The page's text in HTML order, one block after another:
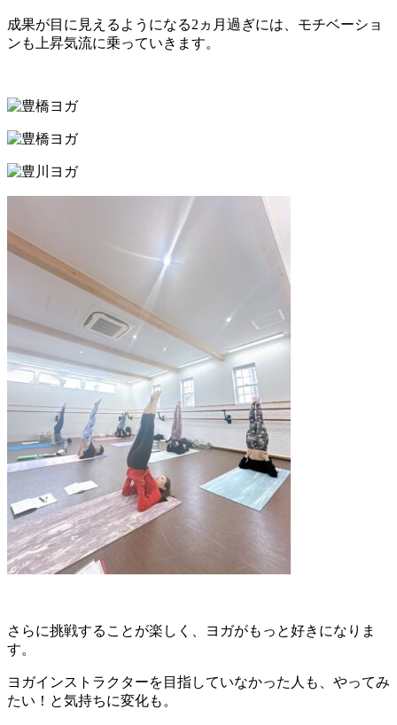
成果が目に見えるようになる2ヵ月過ぎには、モチベーショ
ンも上昇気流に乗っていきます。
さらに挑戦することが楽しく、ヨガがもっと好きになりま
す。
ヨガインストラクターを目指していなかった人も、やってみ
たい！と気持ちに変化も。